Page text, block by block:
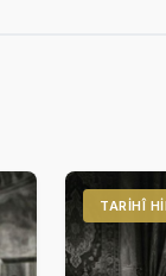
TARIHÎ